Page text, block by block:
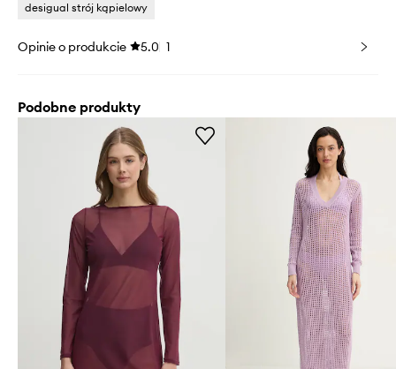
desigual strój kąpielowy
Opinie o produkcie 5.0 1
Podobne produkty